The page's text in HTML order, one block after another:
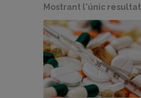
Mostrant l'únic resultat